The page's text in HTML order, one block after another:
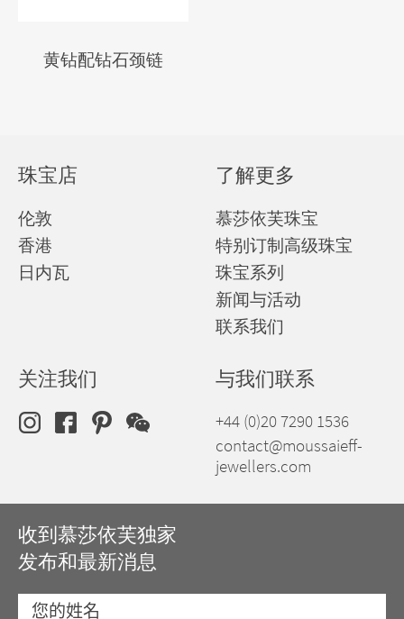
黄钻配钻石颈链
珠宝店
伦敦
香港
日内瓦
了解更多
慕莎依芙珠宝
特别订制高级珠宝
珠宝系列
新闻与活动
联系我们
关注我们 与我们联系
+44 (0)20 7290 1536
contact@moussaieff-
jewellers.com
收到慕莎依芙独家
发布和最新消息